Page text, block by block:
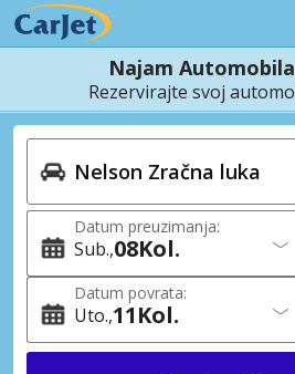
Najam
Rezervirajte svoj
Datum preuzimanja:
Sub. 08Kol.
Datum povrata:
Uto. 11Kol.